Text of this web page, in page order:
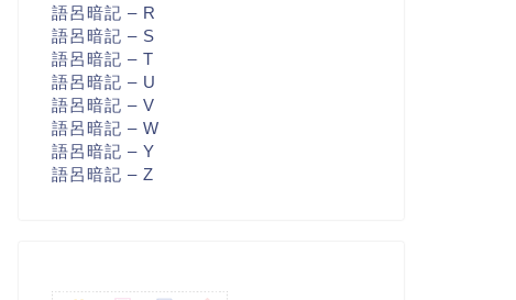
語呂暗記 – R
語呂暗記 – S
語呂暗記 – T
語呂暗記 – U
語呂暗記 – V
語呂暗記 – W
語呂暗記 – Y
語呂暗記 – Z